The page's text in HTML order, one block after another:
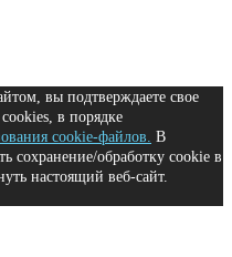
вы подтверждаете свое
в порядке
cookie-файлов. В
сохранение/обработку cookie в
настоящий веб-сайт.